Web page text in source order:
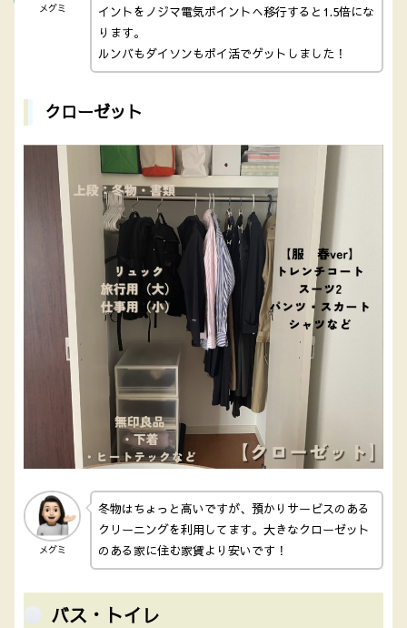
メグミ
イントをノジマ電気ポイントへ移行すると1.5倍にな
ります。
ルンバもダイソンもポイ活でゲットしました！
クローゼット
メグミ
冬物はちょっと高いですが、預かりサービスのある
クリーニングを利用してます。大きなクローゼット
のある家に住む家賃より安いです！
バス・トイレ